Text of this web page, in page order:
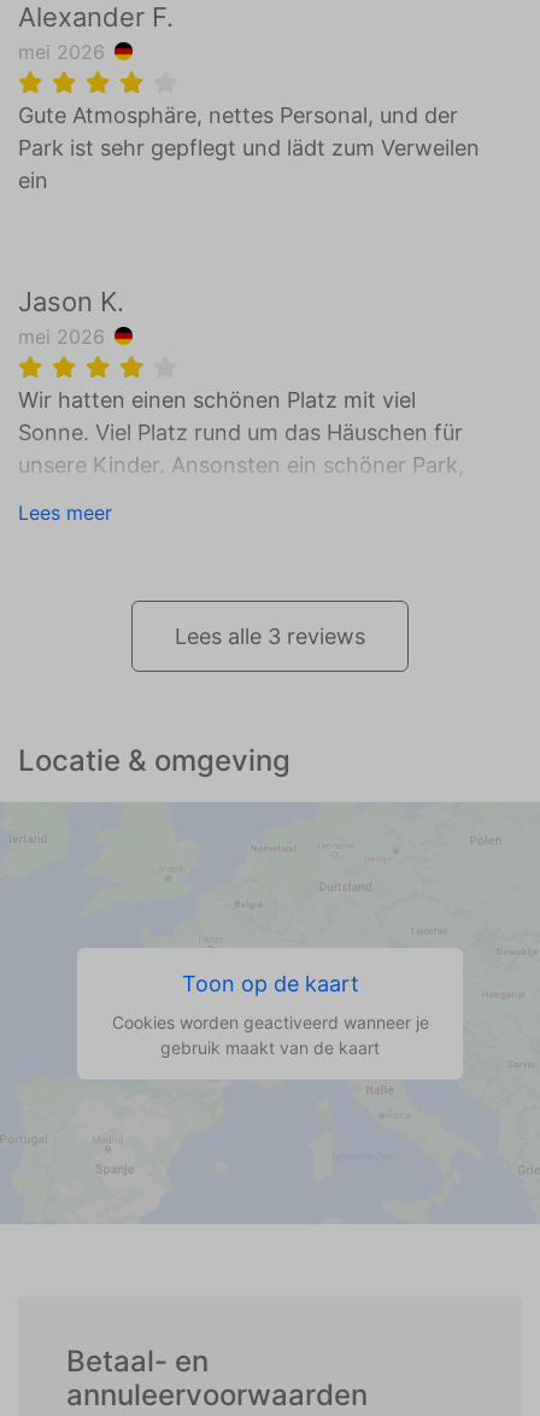
Alexander F.
mei 2026
Gute Atmosphäre, nettes Personal, und der
Park ist sehr gepflegt und lädt zum Verweilen
ein
Jason K.
mei 2026
Wir hatten einen schönen Platz mit viel
Sonne. Viel Platz rund um das Häuschen für
unsere Kinder. Ansonsten ein schöner Park,
Lees meer
Lees alle 3 reviews
Locatie & omgeving
Toon op de kaart
Cookies worden geactiveerd wanneer je
gebruik maakt van de kaart
Betaal- en
annuleervoorwaarden